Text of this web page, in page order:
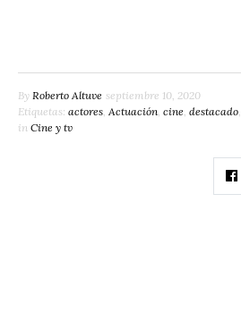
By Roberto Altuve septiembre 10, 2020
Etiquetas: actores, Actuación, cine, destacado,
in Cine y tv